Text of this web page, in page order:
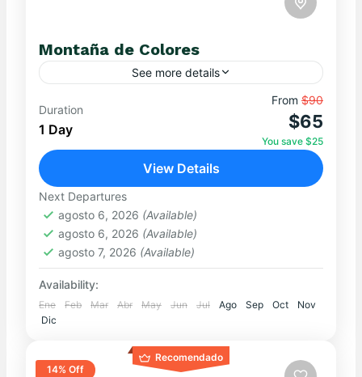
Montaña de Colores
See more details
Descubre la magia de la Montaña de Colores,
un espectáculo natural a más de 5,000 m.s.n.m.
donde la tierra se viste de rojo, verde,
EXCURSIONES DE UN DÍA
COLORES
Hard
Duration
1 Day
From $90
$65
You save $25
View Details
Next Departures
agosto 6, 2026 (Available)
agosto 6, 2026 (Available)
agosto 7, 2026 (Available)
Availability:
Ene Feb Mar Abr May Jun Jul Ago Sep Oct
Nov
Dic
Recomendado
14% Off